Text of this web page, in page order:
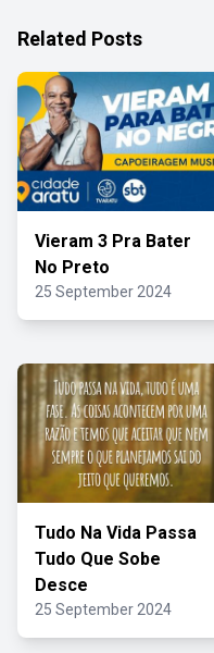
Related Posts
Vieram 3 Pra Bater
No Preto
25 September 2024
Tudo Na Vida Passa
Tudo Que Sobe
Desce
25 September 2024